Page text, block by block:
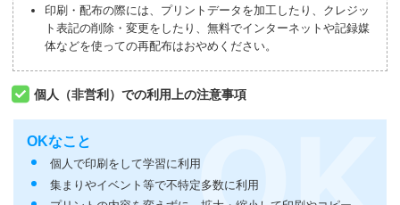
印刷・配布の際には、プリントデータを加工したり、クレジッ
ト表記の削除・変更をしたり、無料でインターネットや記録媒
体などを使っての再配布はおやめください。
個人（非営利）での利用上の注意事項
OKなこと
個人で印刷をして学習に利用
集まりやイベント等で不特定多数に利用